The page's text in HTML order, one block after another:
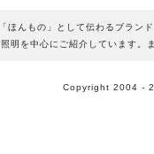
ほんもの」として伝わるブラン
明を中心にご紹介しています
Copyright 2004 -